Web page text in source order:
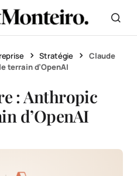
Stratégie
Claude
terrain d’OpenAI
: Anthropic
d’OpenAI